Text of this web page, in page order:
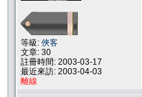
等級: 俠客
文章: 30
註冊時間: 2003-03-17
最近來訪: 2003-04-03
離線